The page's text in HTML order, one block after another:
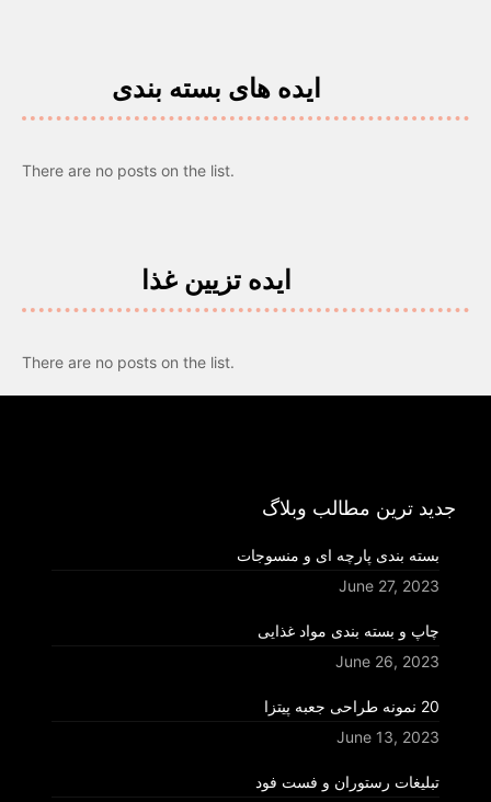
ایده های بسته بندی
There are no posts on the list.
ایده تزیین غذا
There are no posts on the list.
جدید ترین مطالب وبلاگ
بسته بندی پارچه ای و منسوجات
June 27, 2023
چاپ و بسته بندی مواد غذایی
June 26, 2023
20 نمونه طراحی جعبه پیتزا
June 13, 2023
تبلیغات رستوران و فست فود